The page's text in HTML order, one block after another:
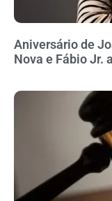
Aniversário de
Nova e Fábio Jr.